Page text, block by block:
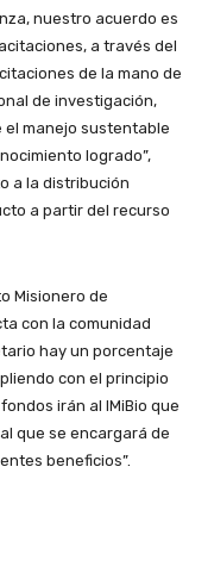
nuestro acuerdo es
a través del
de la mano de
de investigación,
el manejo sustentable
logrado”,
a la distribución
a partir del recurso
Misionero de
con la comunidad
hay un porcentaje
con el principio
irán al IMiBio que
que se encargará de
beneficios”.